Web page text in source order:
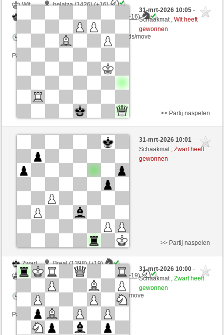
Wit
belatza (1426) (+16)
DontThinkTooMuch (1429) (-16)
Speelduur: 15 minutes/side + 12 seconds/move
Partij telt mee voor de ranglijst
31-mrt-2026 10:05-
Schaakmat ,Wit heeft
gewonnen
Wit
Breal (1417) (+17)
DontThinkTooMuch (1446) (-17)
Speelduur: 3 minutes/side + 2 seconds/move
>> Partij naspelen
31-mrt-2026 10:01-
Schaakmat ,Zwart heeft
gewonnen
Zwart
Breal (1398) (+19)
Wit
DontThinkTooMuch (1465) (-19)
Speelduur: 3 minutes/side + 2 seconds/move
Partij telt mee voor de ranglijst
>> Partij naspelen
31-mrt-2026 10:00-
Schaakmat ,Zwart heeft
gewonnen